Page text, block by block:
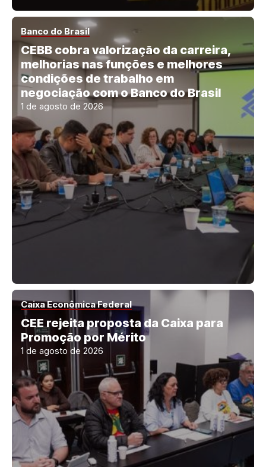
Banco do Brasil
CEBB cobra valorização da carreira,
melhorias nas funções e melhores
condições de trabalho em
negociação com o Banco do Brasil
1 de agosto de 2026
Caixa Econômica Federal
CEE rejeita proposta da Caixa para
Promoção por Mérito
1 de agosto de 2026